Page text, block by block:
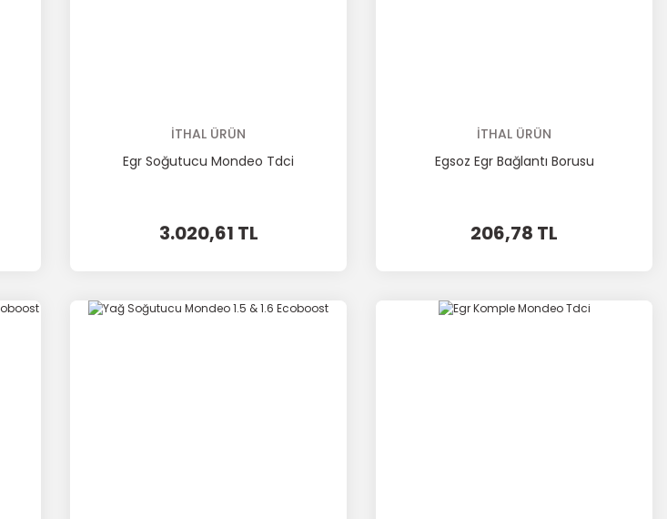
İTHAL ÜRÜN
Egr Soğutucu Mondeo Tdci
3.020,61 TL
İTHAL ÜRÜN
Egsoz Egr Bağlantı Borusu
206,78 TL